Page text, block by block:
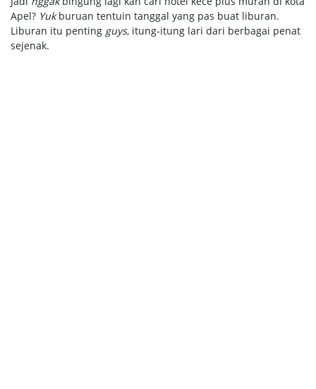
Apel? Yukburuan tentuin tanggal yang pas buat liburan.
Liburan itu penting guys, itung-itung lari dari berbagai penat
sejenak.